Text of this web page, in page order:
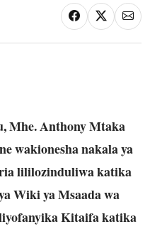
Mhe. Anthony Mtaka
wakionesha nakala ya
lililozinduliwa katika
Wiki ya Msaada wa
Kitaifa katika